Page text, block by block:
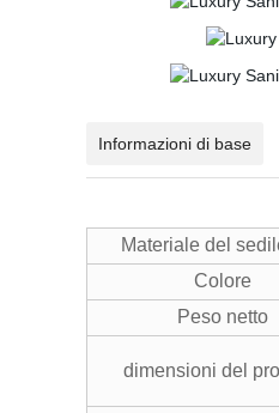
Informazioni di base
Materiale del
Colore
Peso netto
dimensioni del